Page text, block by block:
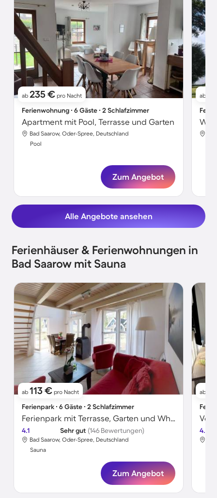
ab 235 € pro Nacht
Ferienwohnung ∙ 6 Gäste ∙ 2 Schlafzimmer
Apartment mit Pool, Terrasse und Garten
Bad Saarow, Oder-Spree, Deutschland
Pool
Zum Angebot
ab
Alle Angebote ansehen
Ferienhäuser & Ferienwohnungen in
Bad Saarow mit Sauna
ab 113 € pro Nacht
Ferienpark ∙ 6 Gäste ∙ 2 Schlafzimmer
Ferienpark mit Terrasse, Garten und Whirlpool | Seeblick
4.1 Sehr gut (146 Bewertungen)
Bad Saarow, Oder-Spree, Deutschland
Sauna
Zum Angebot
ab
4.5